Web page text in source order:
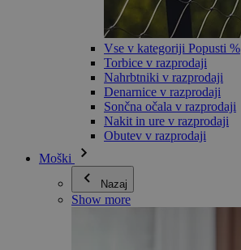
Vse v kategoriji Popusti %
Torbice v razprodaji
Nahrbtniki v razprodaji
Denarnice v razprodaji
Sončna očala v razprodaji
Nakit in ure v razprodaji
Obutev v razprodaji
Moški
Nazaj
Show more